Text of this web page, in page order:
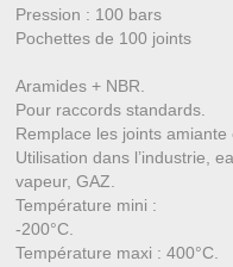
Pression : 100 bars
Pochettes de 100 joints
Aramides + NBR.
Pour raccords standards.
Remplace les joints amiante
Utilisation dans l’industrie,
vapeur, GAZ.
Température mini :
-200°C.
Température maxi : 400°C.